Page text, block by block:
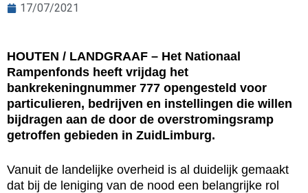
17/07/2021
HOUTEN / LANDGRAAF – Het Nationaal
Rampenfonds heeft vrijdag het
bankrekeningnummer 777 opengesteld voor
particulieren, bedrijven en instellingen die willen
bijdragen aan de door de overstromingsramp
getroffen gebieden in ZuidLimburg.
Vanuit de landelijke overheid is al duidelijk gemaakt
dat bij de leniging van de nood een belangrijke rol